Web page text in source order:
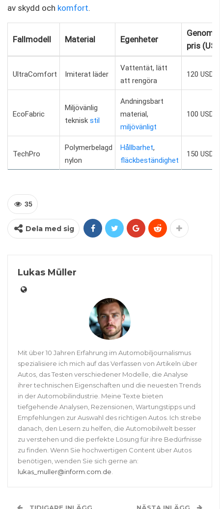
av skydd och komfort.
Fallmodell Material Egenheter
pris
UltraComfort Imiterat läder
Vattentät, lätt
att rengöra
120 USD
EcoFabric
Miljövänlig
teknisk stil
Andningsbart
material,
miljövänligt
100 USD
TechPro
Polymerbelagd
nylon
Hållbarhet,
fläckbeständighet
150 USD
35
Dela med sig
Lukas Müller
Mit über 10 Jahren Erfahrung im Automobiljournalismus
spezialisiere ich mich auf das Verfassen von Artikeln über
Autos, das Testen verschiedener Modelle, die Analyse
ihrer technischen Eigenschaften und die neuesten Trends
in der Automobilindustrie. Meine Texte bieten
tiefgehende Analysen, Rezensionen, Wartungstipps und
Empfehlungen zur Auswahl des richtigen Autos. Ich strebe
danach, den Lesern zu helfen, die Automobilwelt besser
zu verstehen und die perfekte Lösung für ihre Bedürfnisse
zu finden. Wenn Sie hochwertigen Content über Autos
benötigen, wenden Sie sich gerne an:
lukas_muller@inform.com.de.